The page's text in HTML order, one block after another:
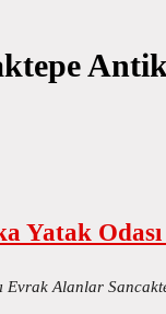
Yatak
Evrak Alanlar